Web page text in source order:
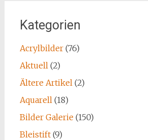
Kategorien
Acrylbilder(76)
Aktuell (2)
Ältere Artikel (2)
Aquarell (18)
Bilder Galerie(150)
Bleistift(9)